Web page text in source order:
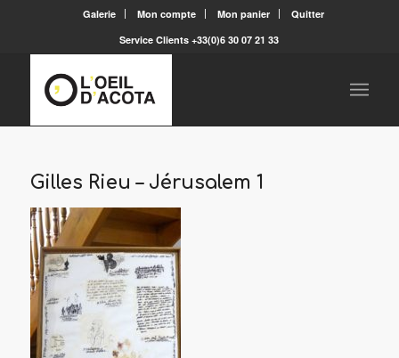
Galerie Mon compte Mon panier
Quitter
Service Clients +33(0)6 30 07 21 33
Gilles Rieu – Jérusalem 1